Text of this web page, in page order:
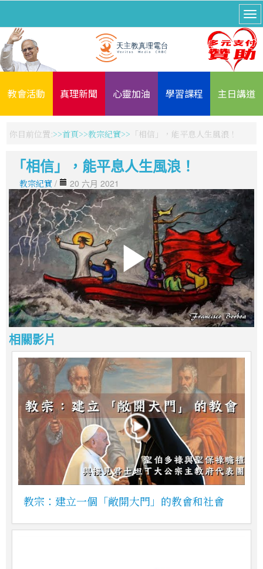
教會活動 真理新聞 心靈加油 學習課程 主日講道
你目前位置: 首頁 教宗紀實 「相信」，能平息人生風浪！
「相信」，能平息人生風浪！
教宗紀實 / 20 六月 2021
相關影片
教宗：建立一個「敞開大門」的教會和社會